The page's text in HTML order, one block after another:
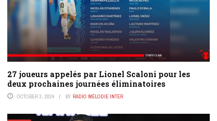
27 joueurs appelés par Lionel Scaloni pour les
deux prochaines journées éliminatoires
OCTOBER 3, 2024 BY RADIO MÉLODIE INTER